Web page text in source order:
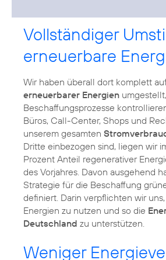
Vollständiger
erneuerbare
Wir haben überall dort komplett
erneuerbarer Energien
Beschaffungsprozesse
Büros, Call-Center, Shops und
unserem gesamten
Dritte einbezogen sind, liegen wir
Prozent Anteil regenerativer
des Vorjahres. Davon ausgehend
Strategie für die Beschaffung
definiert. Darin verpflichten wir
Energien zu nutzen und so die
Deutschland zu unterstützen.
Weniger